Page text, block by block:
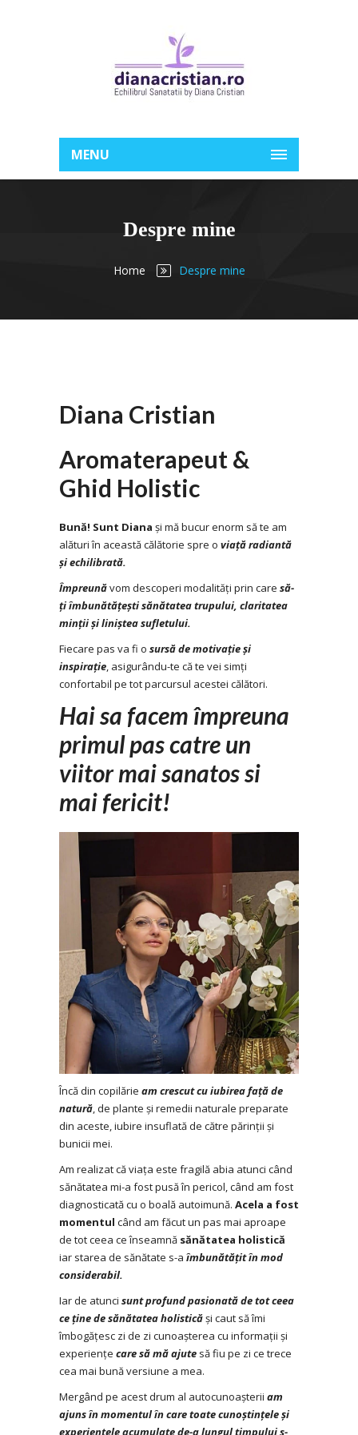
MENU
Despre mine
Home Despre mine
Diana Cristian
Aromaterapeut &
Ghid Holistic
Bună! Sunt Diana și mă bucur enorm să te am
alături în această călătorie spre o viață radiantă
și echilibrată.
Împreunăvom descoperi modalități prin care să-
ți îmbunătățești sănătatea trupului, claritatea
minții și liniștea sufletului.
Fiecare pas va fi o sursă de motivație și
inspirație, asigurându-te că te vei simți
confortabil pe tot parcursul acestei călători.
Hai sa facem împreuna
primul pas catre un
viitor mai sanatos si
mai fericit!
Încă din copilărie am crescut cu iubirea față de
natură, de plante și remedii naturale preparate
din aceste, iubire insuflată de către părinții și
bunicii mei.
Am realizat că viața este fragilă abia atunci când
sănătatea mi-a fost pusă în pericol, când am fost
diagnosticată cu o boală autoimună. Acela a fost
momentul când am făcut un pas mai aproape
de tot ceea ce înseamnă sănătatea holistică
iar starea de sănătate s-a îmbunătățit în mod
considerabil.
Iar de atunci sunt profund pasionată de tot ceea
ce ține de sănătatea holisticăși caut să îmi
îmbogățesc zi de zi cunoașterea cu informații și
experiențe care să mă ajute să fiu pe zi ce trece
cea mai bună versiune a mea.
Mergând pe acest drum al autocunoașterii am
ajuns în momentul în care toate cunoștințele și
experiențele acumulate de-a lungul timpului s-